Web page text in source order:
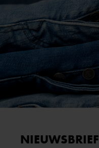
NIEUWSBRIEF